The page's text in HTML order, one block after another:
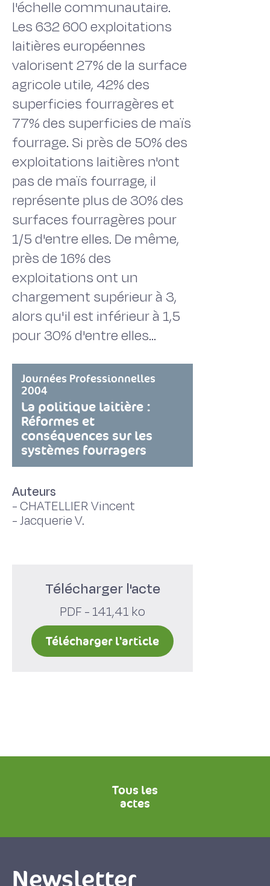
l'échelle communautaire.
Les 632 600 exploitations
laitières européennes
valorisent 27% de la surface
agricole utile, 42% des
superficies fourragères et
77% des superficies de maïs
fourrage. Si près de 50% des
exploitations laitières n'ont
pas de maïs fourrage, il
représente plus de 30% des
surfaces fourragères pour
1/5 d'entre elles. De même,
près de 16% des
exploitations ont un
chargement supérieur à 3,
alors qu'il est inférieur à 1,5
pour 30% d'entre elles…
Journées Professionnelles
2004
La politique laitière :
Réformes et
conséquences sur les
systèmes fourragers
Auteurs
-CHATELLIER Vincent
-Jacquerie V.
Télécharger l'acte
PDF - 141,41 ko
Télécharger l'article
Tous les
actes
Newsletter